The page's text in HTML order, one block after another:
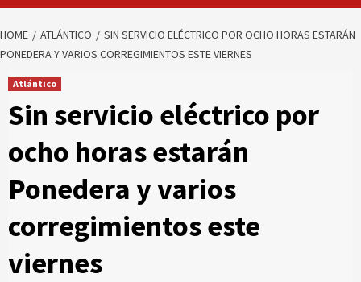
HOME ATLÁNTICO
SIN SERVICIO ELÉCTRICO POR OCHO HORAS ESTARÁN
PONEDERA Y VARIOS CORREGIMIENTOS ESTE VIERNES
Atlántico
Sin servicio eléctrico por
ocho horas estarán
Ponedera y varios
corregimientos este
viernes